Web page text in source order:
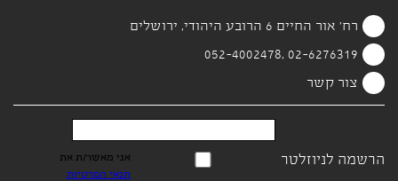
רח' אור החיים 6 הרובע היהודי, ירושלים
02-6276319 ,052-4002478
צור קשר
הרשמה לניוזלטר
אני מאשר/ת את
תנאי הפרטיות